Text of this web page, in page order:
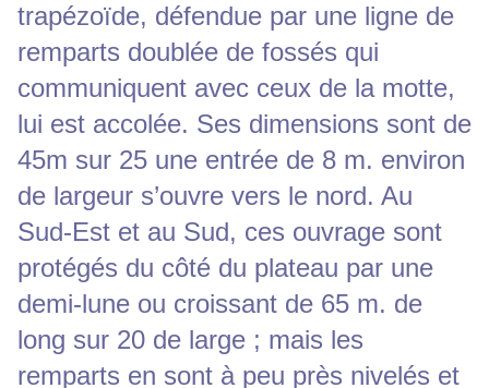
trapézoïde, défendue par une ligne de
remparts doublée de fossés qui
communiquent avec ceux de la motte,
lui est accolée. Ses dimensions sont de
45m sur 25 une entrée de 8 m. environ
de largeur s’ouvre vers le nord. Au
Sud-Est et au Sud, ces ouvrage sont
protégés du côté du plateau par une
demi-lune ou croissant de 65 m. de
long sur 20 de large ; mais les
remparts en sont à peu près nivelés et